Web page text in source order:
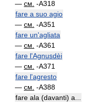
— см. -A318
fare a suo agio
— см. -A351
fare un'agliata
— см. -A361
fare l'Agnusdèi
— см. -A371
fare l'agresto
— см. -A388
fare ala (davanti) a...